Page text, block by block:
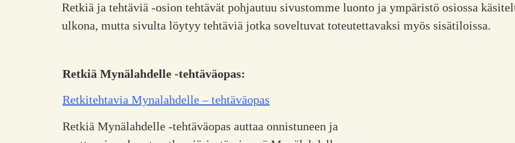
Retkiä ja tehtäviä -osion tehtävät pohjautuu sivustomme luonto ja ympäristö osiossa
ulkona, mutta sivulta löytyy tehtäviä jotka soveltuvat toteutettavaksi myös sisätiloissa.
Retkiä Mynälahdelle -tehtäväopas:
Retkitehtavia Mynalahdelle – tehtäväopas
Retkiä Mynälahdelle -tehtäväopas auttaa onnistuneen ja